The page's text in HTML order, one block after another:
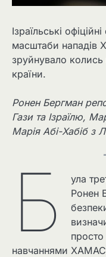
Ізраїльські
масштаби
зруйнувало
країни.
Ронен Бергман
Гази та Ізраїлю,
Марія Абі-Хабіб з
Б
ула
Ронен
навчаннями